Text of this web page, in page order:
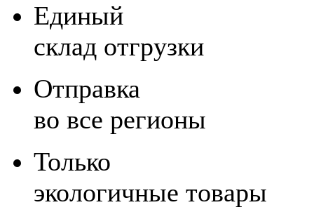
Единый
склад отгрузки
Отправка
во все регионы
Только
экологичные товары